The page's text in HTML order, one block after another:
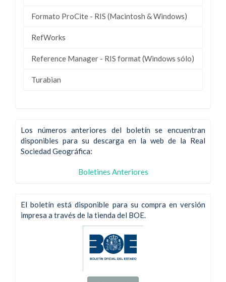
Formato ProCite - RIS (Macintosh & Windows)
RefWorks
Reference Manager - RIS format (Windows sólo)
Turabian
Los números anteriores del boletín se encuentran
disponibles para su descarga en la web de la Real
Sociedad Geográfica:
Boletines Anteriores
El boletín está disponible para su compra en versión
impresa a través de la tienda del BOE.